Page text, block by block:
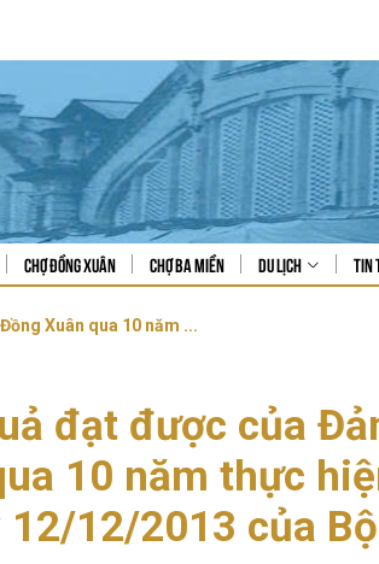
Chợ Đồng Xuân Chợ Ba Miền Du lịch Tin
Xuân qua 10 năm ...
đạt được của
10 năm thực
12/12/2013 của